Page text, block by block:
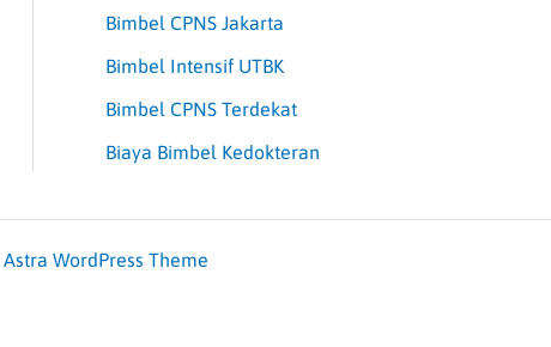
Bimbel CPNS Jakarta
Bimbel Intensif UTBK
Bimbel CPNS Terdekat
Biaya Bimbel Kedokteran
Astra WordPress Theme